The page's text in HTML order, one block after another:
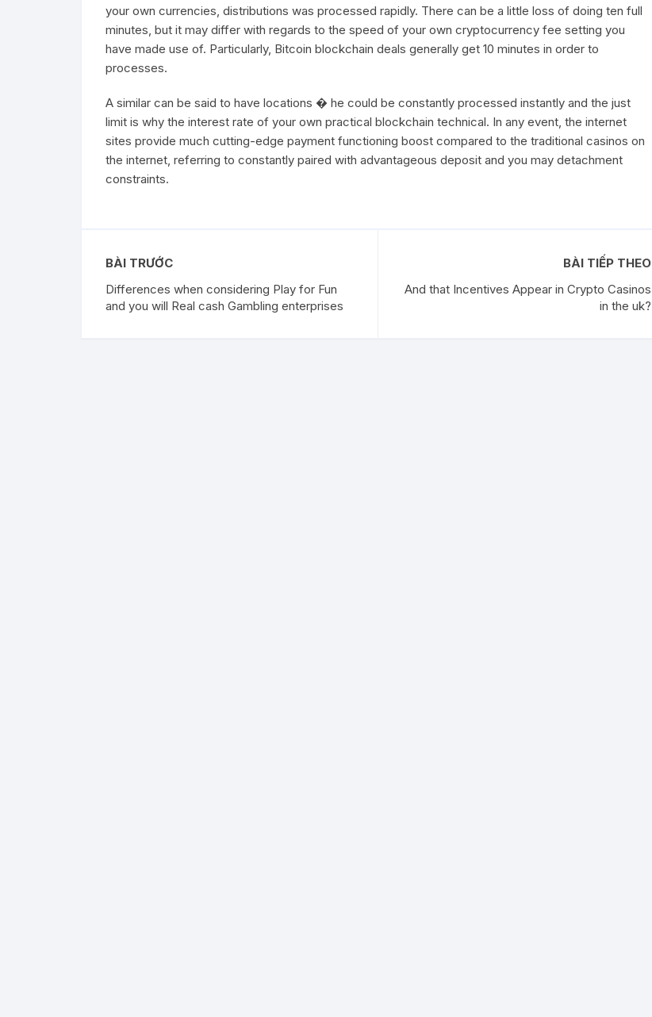
your own currencies, distributions was processed rapidly. There can be a little loss of doing ten full
minutes, but it may differ with regards to the speed of your own cryptocurrency fee setting you
have made use of. Particularly, Bitcoin blockchain deals generally get 10 minutes in order to
processes.
A similar can be said to have locations � he could be constantly processed instantly and the just
limit is why the interest rate of your own practical blockchain technical. In any event, the internet
sites provide much cutting-edge payment functioning boost compared to the traditional casinos on
the internet, referring to constantly paired with advantageous deposit and you may detachment
constraints.
BÀI TRƯỚC
Differences when considering Play for Fun
and you will Real cash Gambling enterprises
BÀI TIẾP THEO
And that Incentives Appear in Crypto Casinos
in the uk?